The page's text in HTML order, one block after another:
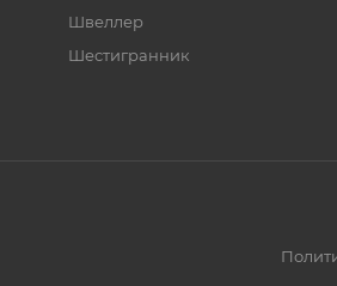
Швеллер
Шестигранник